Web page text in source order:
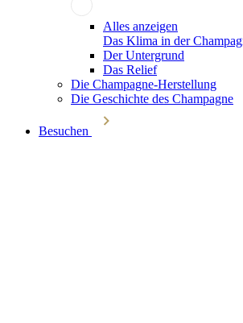
Alles anzeigen
Das Klima in der
Der Untergrund
Das Relief
Die Champagne-Herstellung
Die Geschichte des Champagne
Besuchen